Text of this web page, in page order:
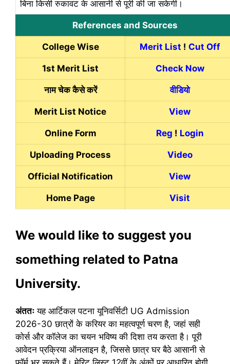
बिना किसी रुकावट के आसानी से पूरी की जा सकेगी।
References and Sources
College Wise Merit List ! Cut Off
1st Merit List Check Now
नाम चेक कैसे करें वीडियो
Merit List Notice View
Online Form Reg ! Login
Uploading Process Video
Official Notification View
Home Page Visit
We would like to suggest you
something related to Patna
University.
अंततः यह आर्टिकल पटना यूनिवर्सिटी UG Admission
2026-30 छात्रों के करियर का महत्वपूर्ण चरण है, जहां सही
कोर्स और कॉलेज का चयन भविष्य की दिशा तय करता है। पूरी
आवेदन प्रक्रिया ऑनलाइन है, जिससे छात्र घर बैठे आसानी से